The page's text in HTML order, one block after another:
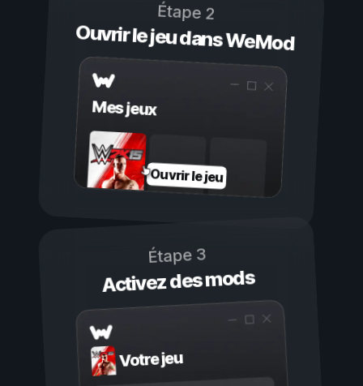
Étape 2
Ouvrir le jeu dans WeMod
Mes jeux
Ouvrir le jeu
Étape 3
Activez des mods
Votre jeu